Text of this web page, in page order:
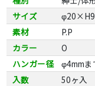
サイズ
素材
P.P
カラー
O
ハンガー径
φ4mmま
入数
50ヶ入